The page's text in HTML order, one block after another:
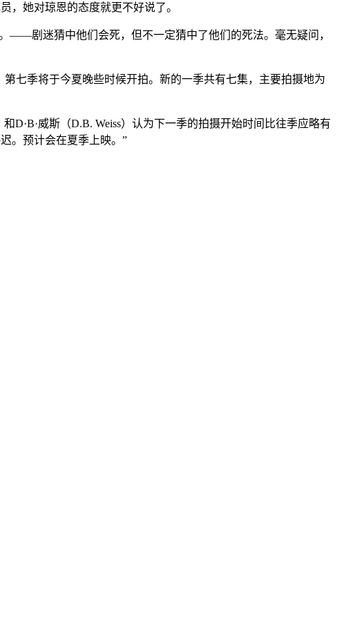
她对琼恩的态度就更不好说了。
——剧迷猜中他们会死，但不一定猜中了他们的死法。毫无疑问，
第七季将于今夏晚些时候开拍。新的一季共有七集，主要拍摄地为
D·B·威斯（D.B. Weiss）认为下一季的拍摄开始时间比往季应略有
。预计会在夏季上映。”